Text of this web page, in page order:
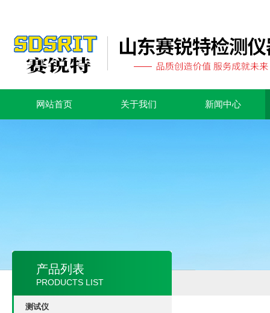
网站首页 关于我们 新闻中心
产品列表
PRODUCTS LIST
测试仪